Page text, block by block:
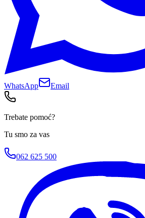
WhatsApp Email
Trebate pomoć?
Tu smo za vas
062 625 500